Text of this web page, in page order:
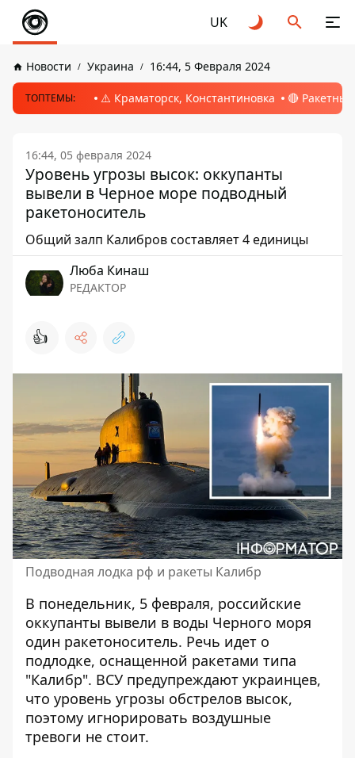
UK
Новости Украина 16:44, 5 Февраля 2024
ТОПТЕМЫ: ⚠️ Краматорск, Константиновка 🔴
16:44, 05 февраля 2024
Уровень угрозы высок: оккупанты
вывели в Черное море подводный
ракетоноситель
Общий залп Калибров составляет 4 единицы
Люба Кинаш
РЕДАКТОР
👍
Подводная лодка рф и ракеты Калибр
В понедельник, 5 февраля, российские
оккупанты вывели в воды Черного моря
один ракетоноситель. Речь идет о
подлодке, оснащенной ракетами типа
"Калибр". ВСУ предупреждают украинцев,
что уровень угрозы обстрелов высок,
поэтому игнорировать воздушные
тревоги не стоит.